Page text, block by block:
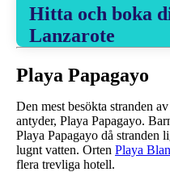
Hitta och boka
Lanzarote
Playa Papagayo
Den mest besökta stranden
antyder, Playa Papagayo.
Playa Papagayo då stranden
lugnt vatten. Orten Playa
flera trevliga hotell.